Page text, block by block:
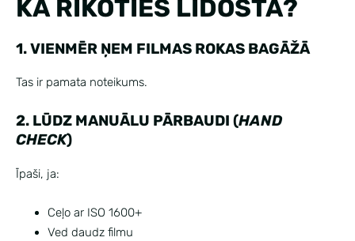
KĀ RĪKOTIES LIDOSTĀ?
1. VIENMĒR ŅEM FILMAS ROKAS BAGĀŽĀ
Tas ir pamata noteikums.
2. LŪDZ MANUĀLU PĀRBAUDI (HAND
CHECK)
Īpaši, ja:
Ceļo ar ISO 1600+
Ved daudz filmu